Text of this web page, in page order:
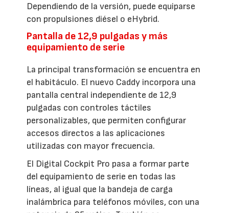
Dependiendo de la versión, puede equiparse
con propulsiones diésel o eHybrid.
Pantalla de 12,9 pulgadas y más
equipamiento de serie
La principal transformación se encuentra en
el habitáculo. El nuevo Caddy incorpora una
pantalla central independiente de 12,9
pulgadas con controles táctiles
personalizables, que permiten configurar
accesos directos a las aplicaciones
utilizadas con mayor frecuencia.
El Digital Cockpit Pro pasa a formar parte
del equipamiento de serie en todas las
líneas, al igual que la bandeja de carga
inalámbrica para teléfonos móviles, con una